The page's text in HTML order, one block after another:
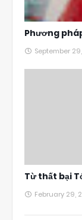
Phương
September
Từ thất bại
February 29,